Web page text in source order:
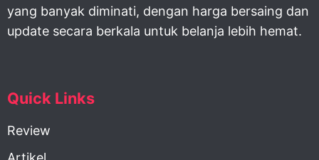
yang banyak diminati, dengan harga bersaing dan
update secara berkala untuk belanja lebih hemat.
Quick Links
Review